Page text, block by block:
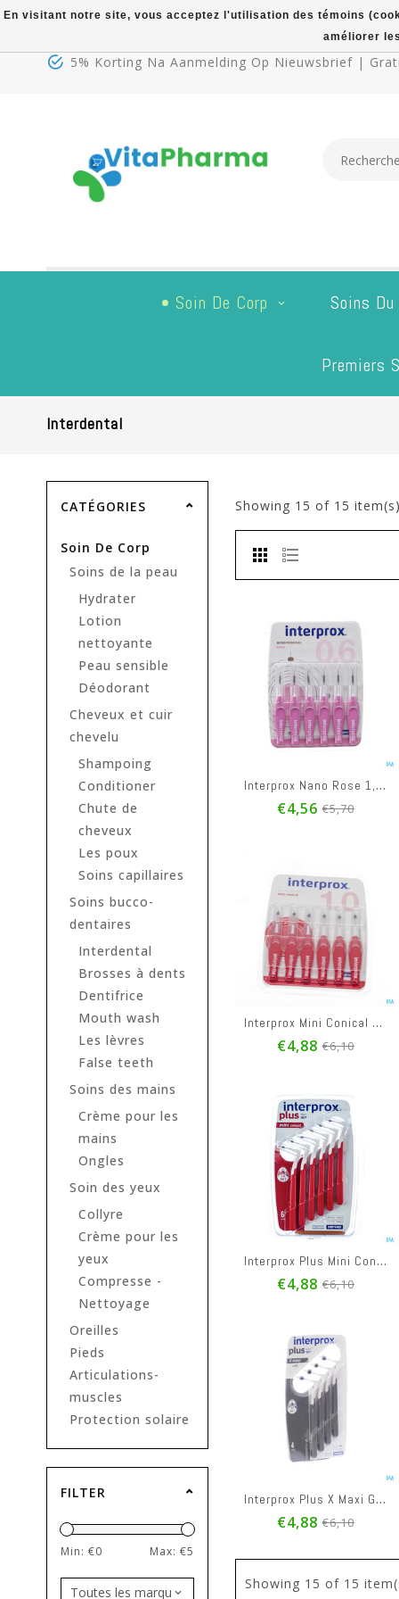
5% Korting Na Aanmelding Op Nieuwsbrief |
Soin De Corp Soins
Premiers
Interdental
CATÉGORIES
Soin De Corp
Soins de la peau
Hydrater
Lotion
nettoyante
Peau sensible
Déodorant
Cheveux et cuir
chevelu
Shampoing
Conditioner
Chute de
cheveux
Les poux
Soins capillaires
Soins bucco-
dentaires
Interdental
Brosses à dents
Dentifrice
Mouth wash
Les lèvres
False teeth
Soins des mains
Crème pour les
mains
Ongles
Soin des yeux
Collyre
Crème pour les
yeux
Compresse -
Nettoyage
Oreilles
Pieds
Articulations-
muscles
Protection solaire
FILTER
Min: €0 Max: €5
Showing 15 of 15 item(s)
Interprox Nano Rose 1,9mm 31194
€4,56 €5,70
Interprox Mini Conical Rouge 2-4mm 31195
€4,88 €6,10
Interprox Plus Mini Conique Rouge Interd. 6 1360
€4,88 €6,10
Interprox Plus X Maxi Gris Interd. 4 1060
€4,88 €6,10
Showing 15 of 15
En visitant notre site, vous acceptez l'utilisation des témoins
améliorer